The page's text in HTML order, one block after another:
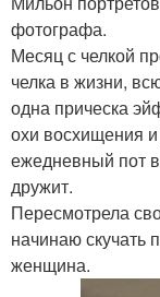
фотографа.
Месяц с челкой
челка в жизни,
одна прическа
охи восхищения и
ежедневный пот
дружит.
Пересмотрела
начинаю скучать
женщина.